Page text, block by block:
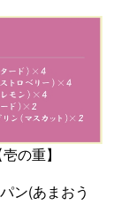
の重】
ン(あまおう